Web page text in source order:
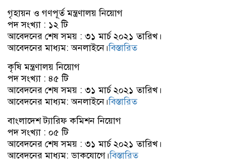
গৃহায়ন ও গণপূর্ত মন্ত্রণালয় নিয়োগ
পদ সংখ্যা : ১২ টি
আবেদনের শেষ সময় : ৩১ মার্চ ২০২১ তারিখ।
আবেদনের মাধ্যম: অনলাইনে।বিস্তারিত
কৃষি মন্ত্রণালয় নিয়োগ
পদ সংখ্যা : ৪৫ টি
আবেদনের শেষ সময় : ৩১ মার্চ ২০২১ তারিখ।
আবেদনের মাধ্যম: অনলাইনে।বিস্তারিত
বাংলাদেশ ট্যারিফ কমিশন নিয়োগ
পদ সংখ্যা : ০৫ টি
আবেদনের শেষ সময় : ৩১ মার্চ ২০২১ তারিখ।
আবেদনের মাধ্যম: ডাকযোগে।বিস্তারিত